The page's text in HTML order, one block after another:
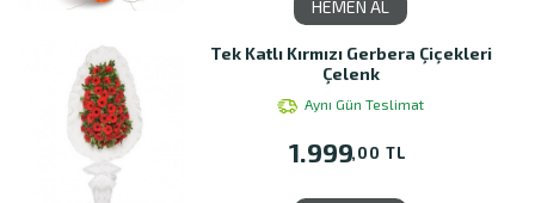
HEMEN AL
Tek Katlı Kırmızı Gerbera Çiçekleri
Çelenk
Aynı Gün Teslimat
1.999,00 TL